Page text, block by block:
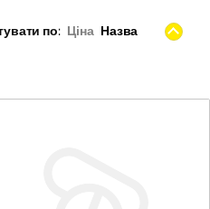
по: Ціна Назва